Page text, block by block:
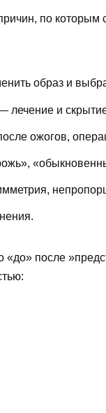
по которым
образ и
и
ожогов,
«до» после